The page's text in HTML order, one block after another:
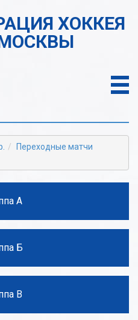
ХОККЕЯ
Переходные матчи
А
Б
В